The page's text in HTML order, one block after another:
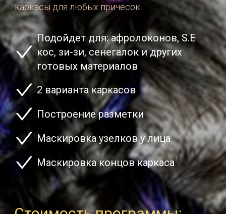
каркасы для любых причесок
Подойдет для: афролоконов, S.E
кос, зи-зи, сенегалок и других
готовых материалов
2 варианта каркасов
Построение разметки
Маскировка узелков у лица
Маскировка концов каркаса